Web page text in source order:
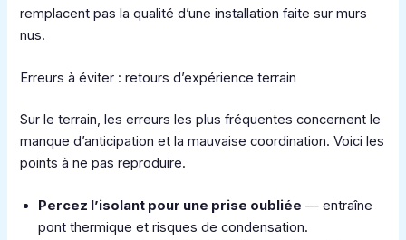
remplacent pas la qualité d’une installation faite sur murs
nus.
Erreurs à éviter : retours d’expérience terrain
Sur le terrain, les erreurs les plus fréquentes concernent le
manque d’anticipation et la mauvaise coordination. Voici les
points à ne pas reproduire.
Percez l’isolant pour une prise oubliée — entraîne
pont thermique et risques de condensation.